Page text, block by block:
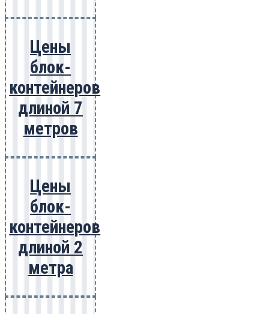
Цены
блок-
контейнеров
длиной 7
метров
Цены
блок-
контейнеров
длиной 2
метра